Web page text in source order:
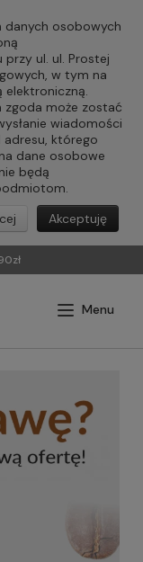
danych osobowych
ul. ul. Prostej
w tym na
elektroniczną.
zgoda może zostać
wiadomości
adresu, którego
dane osobowe
będą
Akceptuję